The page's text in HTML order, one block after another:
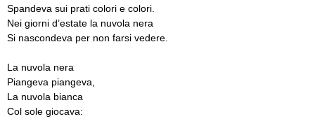
Spandeva sui prati colori e colori.
Nei giorni d’estate la nuvola nera
Si nascondeva per non farsi vedere.
La nuvola nera
Piangeva piangeva,
La nuvola bianca
Col sole giocava: